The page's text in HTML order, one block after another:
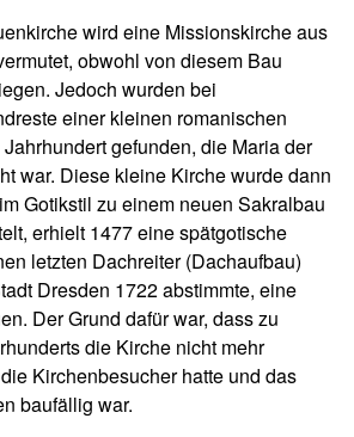
wird eine Missionskirche aus
obwohl von diesem Bau
Jedoch wurden bei
einer kleinen romanischen
gefunden, die Maria der
war. Diese kleine Kirche wurde dann
Gotikstil zu einem neuen Sakralbau
erhielt 1477 eine spätgotische
letzten Dachreiter (Dachaufbau)
Dresden 1722 abstimmte, eine
Der Grund dafür war, dass zu
die Kirche nicht mehr
Kirchenbesucher hatte und das
baufällig war.